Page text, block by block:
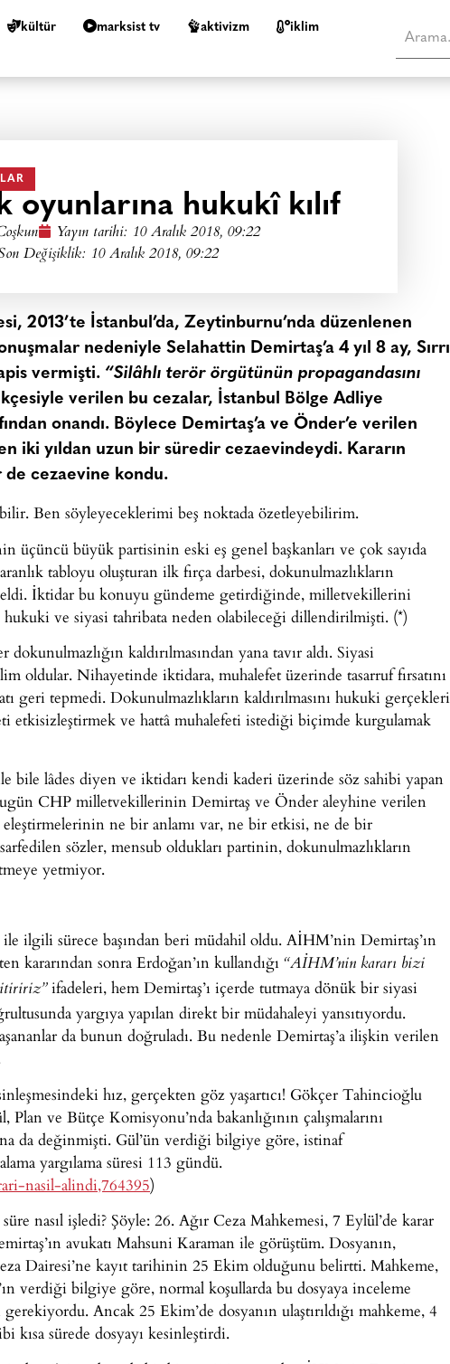
kültür marksist tv aktivizm i̇klim
oyunlarına hukukî kılıf
Yayın tarihi: 10 Aralık 2018, 09:22
Değişiklik: 10 Aralık 2018, 09:22
2013’te İstanbul’da, Zeytinburnu’nda düzenlenen
nedeniyle Selahattin Demirtaş’a 4 yıl 8 ay, Sırrı
vermişti. “Silâhlı terör örgütünün propagandasını
verilen bu cezalar, İstanbul Bölge Adliye
onandı. Böylece Demirtaş’a ve Önder’e verilen
iki yıldan uzun bir süredir cezaevindeydi. Kararın
de cezaevine kondu.
Ben söyleyeceklerimi beş noktada özetleyebilirim.
üçüncü büyük partisinin eski eş genel başkanları ve çok sayıda
tabloyu oluşturan ilk fırça darbesi, dokunulmazlıkların
İktidar bu konuyu gündeme getirdiğinde, milletvekillerini
hukuki ve siyasi tahribata neden olabileceği dillendirilmişti. (*)
kaldırılmasından yana tavır aldı. Siyasi
oldular. Nihayetinde iktidara, muhalefet üzerinde tasarruf fırsatını
geri tepmedi. Dokunulmazlıkların kaldırılmasını hukuki gerçekleri
etkisizleştirmek ve hattâ muhalefeti istediği biçimde kurgulamak
bile lâdes diyen ve iktidarı kendi kaderi üzerinde söz sahibi yapan
CHP milletvekillerinin Demirtaş ve Önder aleyhine verilen
eleştirmelerinin ne bir anlamı var, ne bir etkisi, ne de bir
sözler, mensub oldukları partinin, dokunulmazlıkların
yetmiyor.
ilgili sürece başından beri müdahil oldu. AİHM’nin Demirtaş’ın
kararından sonra Erdoğan’ın kullandığı “AİHM’nin kararı bizi
ifadeleri, hem Demirtaş’ı içerde tutmaya dönük bir siyasi
yargıya yapılan direkt bir müdahaleyi yansıtıyordu.
da bunun doğruladı. Bu nedenle Demirtaş’a ilişkin verilen
hız, gerçekten göz yaşartıcı! Gökçer Tahincioğlu
ve Bütçe Komisyonu’nda bakanlığının çalışmalarını
da değinmişti. Gül’ün verdiği bilgiye göre, istinaf
yargılama süresi 113 gündü.
nasil-alindi,764395)
nasıl işledi? Şöyle: 26. Ağır Ceza Mahkemesi, 7 Eylül’de karar
avukatı Mahsuni Karaman ile görüştüm. Dosyanın,
Dairesi’ne kayıt tarihinin 25 Ekim olduğunu belirtti. Mahkeme,
verdiği bilgiye göre, normal koşullarda bu dosyaya inceleme
Ancak 25 Ekim’de dosyanın ulaştırıldığı mahkeme, 4
kısa sürede dosyayı kesinleştirdi.